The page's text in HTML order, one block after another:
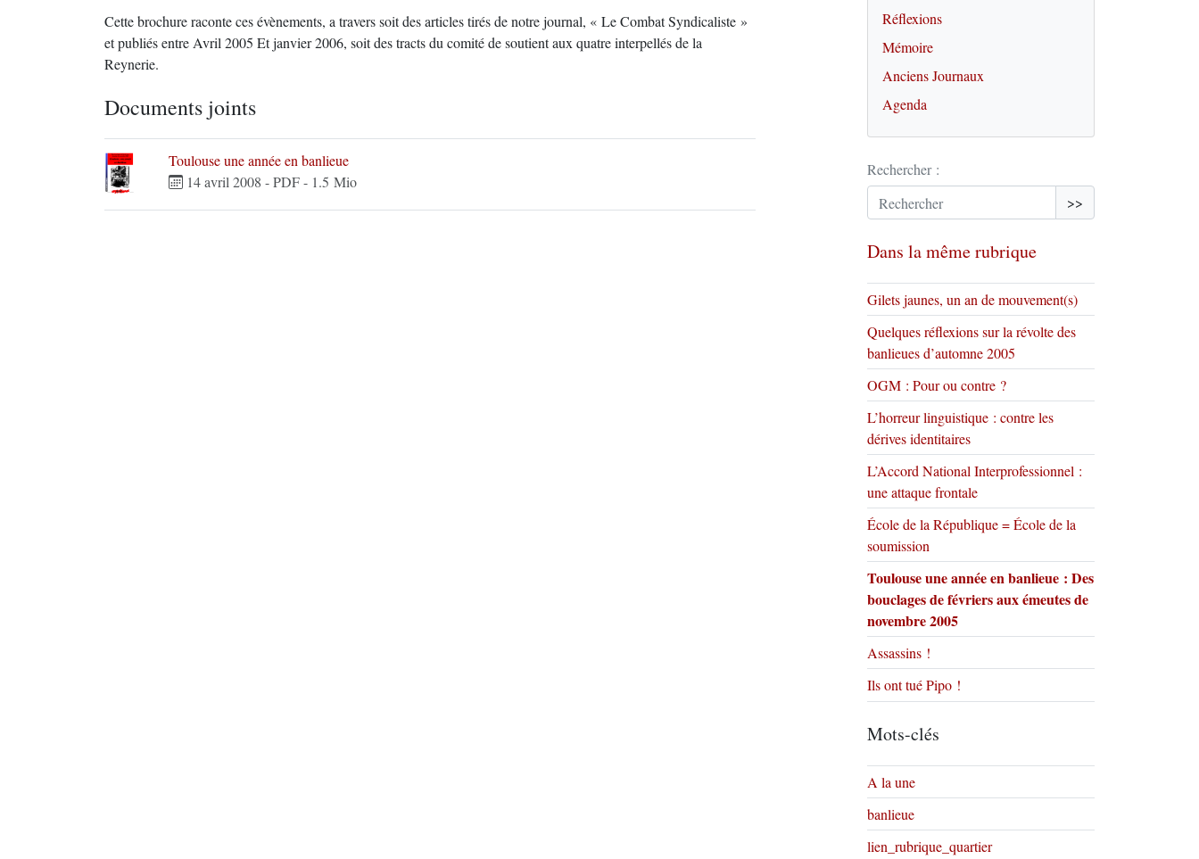
Cette brochure raconte ces évènements, a travers soit des articles tirés de notre journal, « Le Combat Syndicaliste »
et publiés entre Avril 2005 Et janvier 2006, soit des tracts du comité de soutient aux quatre interpellés de la
Reynerie.
Documents joints
Toulouse une année en banlieue
14 avril 2008 -PDF- 1.5 Mio
Réflexions
Mémoire
Anciens Journaux
Agenda
Rechercher :
>>
Dans la même rubrique
Gilets jaunes, un an de mouvement(s)
Quelques réflexions sur la révolte des
banlieues d’automne 2005
OGM : Pour ou contre ?
L’horreur linguistique : contre les
dérives identitaires
L’Accord National Interprofessionnel :
une attaque frontale
École de la République = École de la
soumission
Toulouse une année en banlieue : Des
bouclages de févriers aux émeutes de
novembre 2005
Assassins !
Ils ont tué Pipo !
Mots-clés
A la une
banlieue
lien_rubrique_quartier